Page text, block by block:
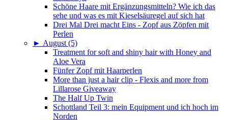
Schöne Haare mit Ergänzungsmitteln? Wie ich das
sehe und was es mit Kieselsäuregel auf sich hat
Drei Mal Drei macht Eins - Zopf aus Zöpfen mit
Perlen
► August (5)
Treatment for soft and shiny hair with Honey and
Aloe Vera
Fünfer Zopf mit Haarperlen
More than just a hair clip - Flexis and more from
Lillarose Giveaway
The Half Up Twin
Schottland Teil 3: mein Equipment und ich hoch im
Norden